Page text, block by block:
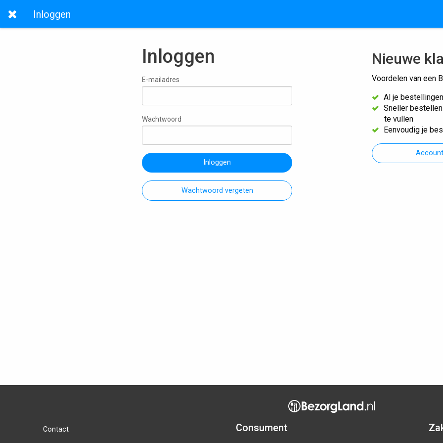
Inloggen
Inloggen
E-mailadres
Wachtwoord
Inloggen
Wachtwoord vergeten
Nieuwe
Voordelen van een
Al je
Sneller
te vullen
Eenvoudig je
Contact Consument